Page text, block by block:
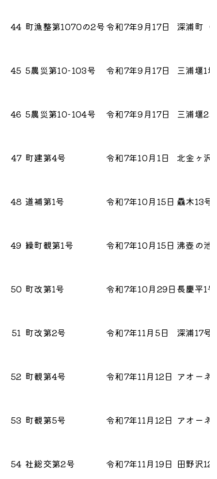
44 町漁整第1070の2号令和7年9月17日 深浦町（
45 5農災第10-103号 令和7年9月17日 三浦堰1
46 5農災第10-104号 令和7年9月17日 三浦堰2
47 町建第4号 令和7年10月1日 北金ヶ沢
48 道補第1号 令和7年10月15日 驫木13号
49 繰町観第1号 令和7年10月15日 沸壺の池
50 町改第1号 令和7年10月29日長慶平1
51 町改第2号 令和7年11月5日 深浦17号
52 町観第4号 令和7年11月12日 アオーネ
53 町観第5号 令和7年11月12日 アオーネ
54 社総交第2号 令和7年11月19日 田野沢12